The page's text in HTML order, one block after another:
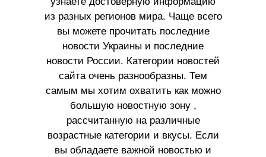
из разных регионов мира. Чаще всего
вы можете прочитать последние
новости Украины и последние
новости России. Категории новостей
сайта очень разнообразны. Тем
самым мы хотим охватить как можно
большую новостную зону ,
рассчитанную на различные
возрастные категории и вкусы. Если
вы обладаете важной новостью и